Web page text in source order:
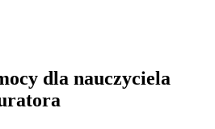
dla nauczyciela